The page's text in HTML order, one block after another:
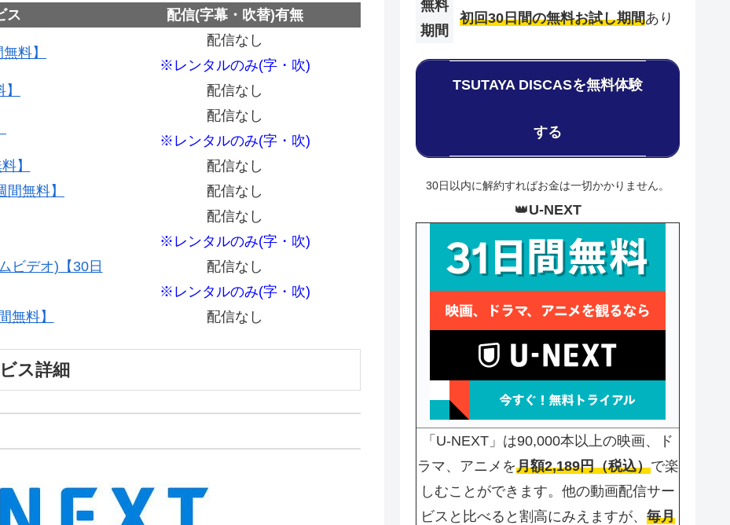
ス 配信(字幕・吹替)有無
料】
配信なし
※レンタルのみ(字・吹)
配信なし
配信なし
※レンタルのみ(字・吹)
】
配信なし
無料】
配信なし
配信なし
※レンタルのみ(字・吹)
ビデオ)【30日
配信なし
※レンタルのみ(字・吹)
無料】
配信なし
ス詳細
無料
期間
初回30日間の無料お試し期間あり
TSUTAYA DISCASを無料体験
する
30日以内に解約すればお金は一切かかりません。
👑U-NEXT
「U-NEXT」は90,000本以上の映画、ド
ラマ、アニメを月額2,189円（税込）で楽
しむことができます。他の動画配信サー
ビスと比べると割高にみえますが、 毎月